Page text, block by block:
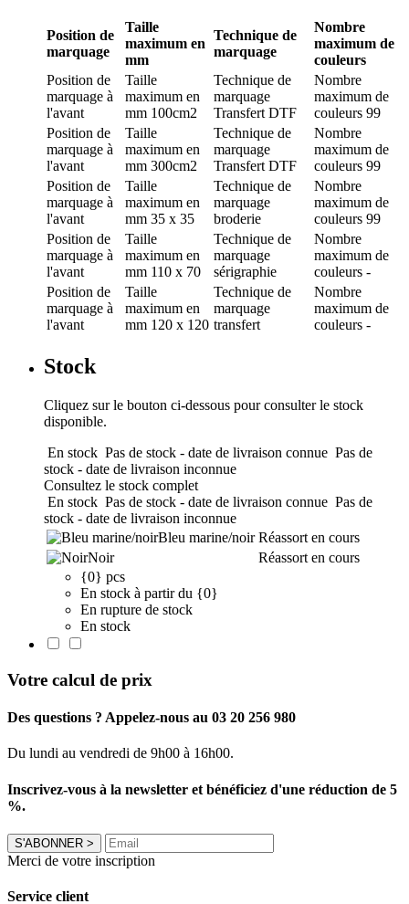
Position de
marquage
Taille
maximum en
mm
Technique de
marquage
Nombre
maximum de
couleurs
Position de
marquage à
l'avant
Taille
maximum en
mm 100cm2
Technique de
marquage
Transfert DTF
Nombre
maximum de
couleurs 99
Position de
marquage à
l'avant
Taille
maximum en
mm 300cm2
Technique de
marquage
Transfert DTF
Nombre
maximum de
couleurs 99
Position de
marquage à
l'avant
Taille
maximum en
mm 35 x 35
Technique de
marquage
broderie
Nombre
maximum de
couleurs 99
Position de
marquage à
l'avant
Taille
maximum en
mm 110 x 70
Technique de
marquage
sérigraphie
Nombre
maximum de
couleurs -
Position de
marquage à
l'avant
Taille
maximum en
mm 120 x 120
Technique de
marquage
transfert
Nombre
maximum de
couleurs -
Stock
Cliquez sur le bouton ci-dessous pour consulter le stock
disponible.
En stock Pas de stock - date de livraison connue Pas de
stock - date de livraison inconnue
Consultez le stock complet
En stock Pas de stock - date de livraison connue Pas de
stock - date de livraison inconnue
Bleu marine/noir Réassort en cours
Noir
Réassort en cours
{0} pcs
En stock à partir du {0}
En rupture de stock
En stock
Votre calcul de prix
Des questions ? Appelez-nous au 03 20 256 980
Du lundi au vendredi de 9h00 à 16h00.
Inscrivez-vous à la newsletter et bénéficiez d'une réduction de 5
%.
S'ABONNER >
Merci de votre inscription
Service client